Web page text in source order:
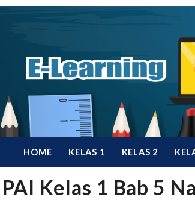
HOME KELAS 1 KELAS 2
Kelas 1 Bab 5